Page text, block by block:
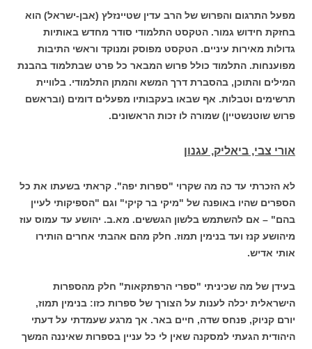
מפעל התרגום והפרוש של הרב עדין שטיינזלץ (אבן-ישראל) הוא
בחזקת חידוש גמור. הטקסט התלמודי סודר מחדש באותיות
גדולות מאירות עיניים. הטקסט מפוסק ומנוקד וראשי התיבות
מפוענחות. התלמוד כולל פרוש המבאר כל פרט שבתלמוד בהבנת
המילים והתוכן, בהסברת דרך המשא והמתן התלמודי. בלוויית
תרשימים וטבלות. אף שבאו בעקבותיו מפעלים דומים (ובראשם
פרוש שוטנשטיין) שמורה לו זכות הראשונים.
אורי צבי, ביאליק, עגנון
לא הזכרתי עד כה מה שקרוי "ספרות יפה". קראתי בשעתו את כל
הספרים שהיו באופנה של "מיקי בר קיקי" וגם "הספיקותי לעיין
בהם" – אם להשתמש בלשון הגששים. מא.ב. יהושע עד עמוס עוז
מיהושע קנז ועד בנימין תמוז. חלק מהם אהבתי אחרים הותירו
אותי אדיש.
בעידן של מה שכיניתי "ספרי הרפתקאות" חלק מהספרות
הישראלית יכלה לענות על הצורך של ספרות כזו: בנימין תמוז,
יורם קניוק, פנחס שדה, חיים באר. אך מרגע שעמדתי על דעתי
היהודית הגעתי למסקנה שאין לי כל עניין בספרות שאיננה המשך